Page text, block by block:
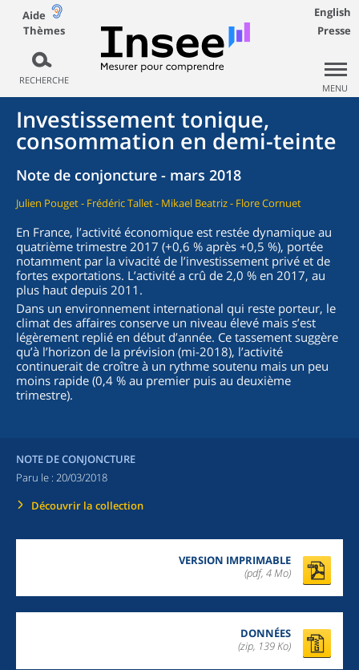
Aide
Thèmes
RECHERCHE
English
Presse
MENU
Investissement tonique,
consommation en demi-teinte
Note de conjoncture - mars 2018
Julien Pouget - Frédéric Tallet - Mikael Beatriz - Flore Cornuet
En France, l’activité économique est restée dynamique au
quatrième trimestre 2017 (+0,6 % après +0,5 %), portée
notamment par la vivacité de l’investissement privé et de
fortes exportations. L’activité a crû de 2,0 % en 2017, au
plus haut depuis 2011.
Dans un environnement international qui reste porteur, le
climat des affaires conserve un niveau élevé mais s’est
légèrement replié en début d’année. Ce tassement suggère
qu’à l’horizon de la prévision (mi-2018), l’activité
continuerait de croître à un rythme soutenu mais un peu
moins rapide (0,4 % au premier puis au deuxième
trimestre).
NOTE DE CONJONCTURE
Paru le : 20/03/2018
Découvrir la collection
VERSION IMPRIMABLE
(pdf, 4 Mo)
DONNÉES
(zip, 139 Ko)